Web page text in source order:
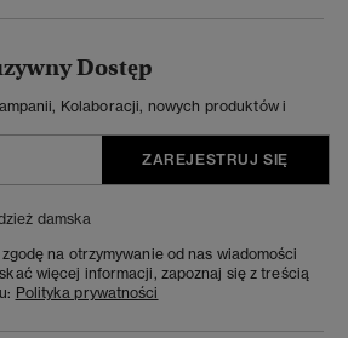
Dostęp
Kolaboracji, nowych produktów i
ZAREJESTRUJ SIĘ
damska
na otrzymywanie od nas wiadomości
więcej informacji, zapoznaj się z treścią
Polityka prywatności